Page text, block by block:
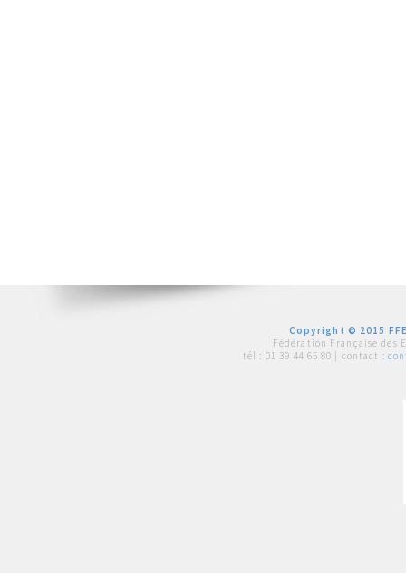
Copyright © 2015
Fédération Française des
tél : 01 39 44 65 80 | contact :